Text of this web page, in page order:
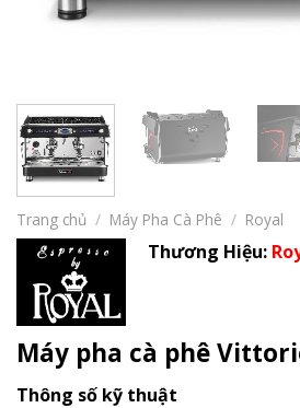
Trang chủ / Máy Pha Cà Phê / Royal
Thương Hiệu:
Máy pha cà phê
Thông số kỹ thuật